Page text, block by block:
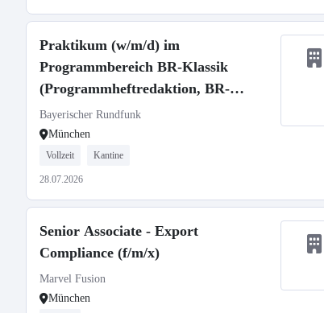
Praktikum (w/m/d) im
Programmbereich BR-Klassik
(Programmheftredaktion, BR-
Klangkörper)
Bayerischer Rundfunk
München
Vollzeit Kantine
28.07.2026
Senior Associate - Export
Compliance (f/m/x)
Marvel Fusion
München